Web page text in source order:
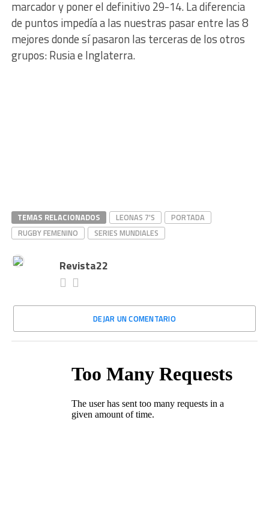
marcador y poner el definitivo 29-14. La diferencia
de puntos impedía a las nuestras pasar entre las 8
mejores donde sí pasaron las terceras de los otros
grupos: Rusia e Inglaterra.
TEMAS RELACIONADOS LEONAS 7'S
PORTADA
RUGBY FEMENINO
SERIES MUNDIALES
Revista22
DEJAR UN COMENTARIO